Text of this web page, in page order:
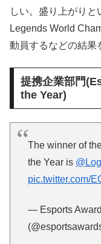
しい。盛り上がり
Legends World
動員するなどの結果
提携企業部門
the Year)
The winner of
the Year is
pic.twitter.com/
— Esports